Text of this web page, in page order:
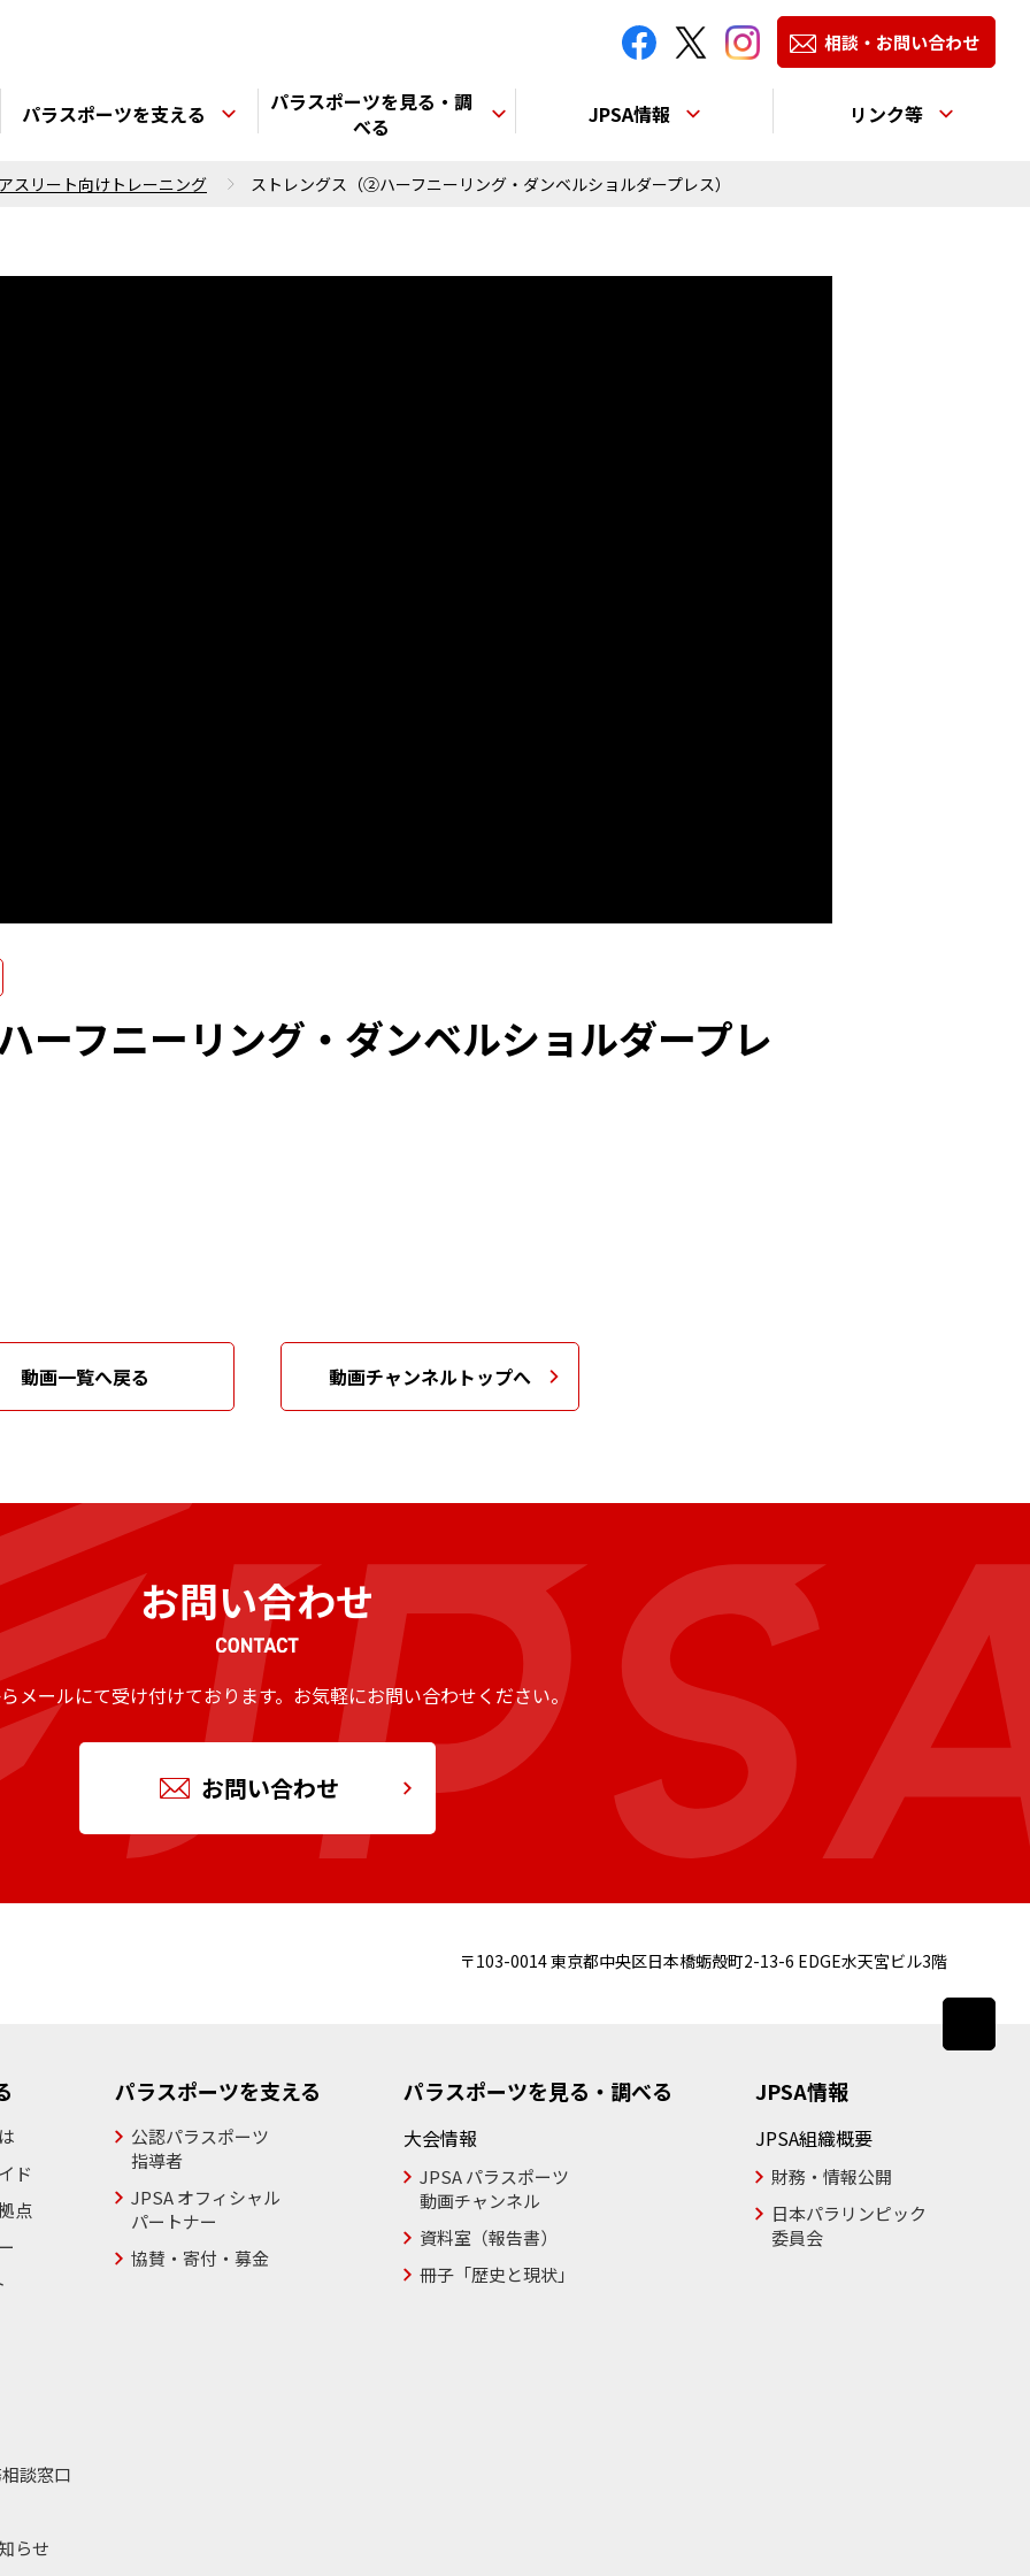
相談・お問い合わせ
パラスポーツを支える
パラスポーツを見る・調
べる
JPSA情報 リンク等
スリート向けトレーニング ストレングス（②ハーフニーリング・ダンベルショルダープレス）
ーフニーリング・ダンベルショルダープレ
動画一覧へ戻る 動画チャンネルトップへ
お問い合わせ
メールにて受け付けております。 お気軽にお問い合わせください。
お問い合わせ
〒103-0014東京都中央区日本橋蛎殻町2-13-6 EDGE水天宮ビル3階
ド
点
パラスポーツを支える
公認パラスポーツ
指導者
JPSA オフィシャル
パートナー
協賛・寄付・募金
パラスポーツを見る・調べる
大会情報
JPSA パラスポーツ
動画チャンネル
資料室（報告書）
冊子「歴史と現状」
JPSA情報
JPSA組織概要
財務・情報公開
日本パラリンピック
委員会
談窓口
らせ